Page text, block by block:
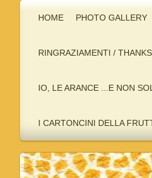
HOME PHOTO GALLERY
RINGRAZIAMENTI / THANKS
IO, LE ARANCE ...E NON
I CARTONCINI DELLA